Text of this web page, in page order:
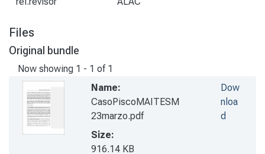
Files
Original bundle
Now showing 1 - 1 of 1
Name:
CasoPiscoMAITESM
23marzo.pdf
Size:
916.14 KB
Dow
nloa
d